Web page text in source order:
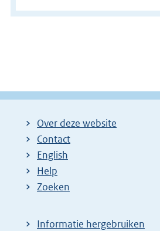
Over deze website
Contact
English
Help
Zoeken
Informatie hergebruiken